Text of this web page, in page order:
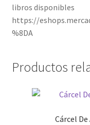
libros disponibles
https://
%8DA
Productos
Cárcel